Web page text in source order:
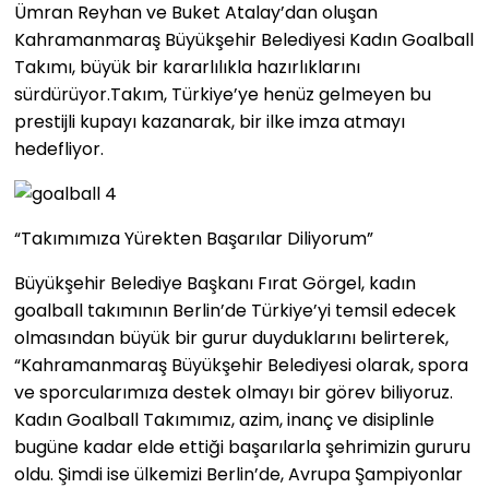
Ümran Reyhan ve Buket Atalay’dan oluşan
Kahramanmaraş Büyükşehir Belediyesi Kadın Goalball
Takımı, büyük bir kararlılıkla hazırlıklarını
sürdürüyor.Takım, Türkiye’ye henüz gelmeyen bu
prestijli kupayı kazanarak, bir ilke imza atmayı
hedefliyor.
“Takımımıza Yürekten Başarılar Diliyorum”
Büyükşehir Belediye Başkanı Fırat Görgel, kadın
goalball takımının Berlin’de Türkiye’yi temsil edecek
olmasından büyük bir gurur duyduklarını belirterek,
“Kahramanmaraş Büyükşehir Belediyesi olarak, spora
ve sporcularımıza destek olmayı bir görev biliyoruz.
Kadın Goalball Takımımız, azim, inanç ve disiplinle
bugüne kadar elde ettiği başarılarla şehrimizin gururu
oldu. Şimdi ise ülkemizi Berlin’de, Avrupa Şampiyonlar